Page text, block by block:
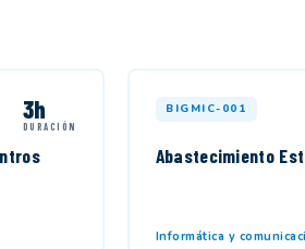
3h
DURACIÓN
BIGMIC-001
Abastecimiento
Informática y